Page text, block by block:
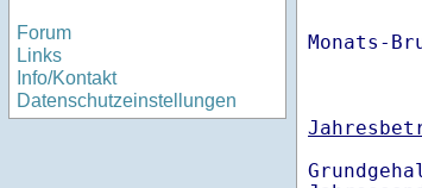
Forum
Links
Info/Kontakt
Datenschutzeinstellungen